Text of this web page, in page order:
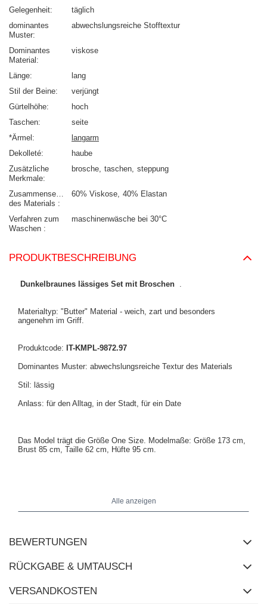
Gelegenheit
täglich
dominantes
Muster
abwechslungsreiche Stofftextur
Dominantes
Material
viskose
Länge
lang
Stil der Beine
verjüngt
Gürtelhöhe
hoch
Taschen
seite
*Ärmel
langarm
Dekolleté
haube
Zusätzliche
Merkmale
brosche taschen steppung
Zusammensetzung
des Materials
60% Viskose 40% Elastan
Verfahren zum
Waschen
maschinenwäsche bei 30°C
PRODUKTBESCHREIBUNG
Dunkelbraunes lässiges Set mit Broschen
Materialtyp: "Butter" Material - weich, zart und besonders
angenehm im Griff.
Produktcode: IT-KMPL-9872.97
Dominantes Muster: abwechslungsreiche Textur des Materials
Stil: lässig
Anlass: für den Alltag, in der Stadt, für ein Date
Das Model trägt die Größe One Size. Modelmaße: Größe 173 cm,
Brust 85 cm, Taille 62 cm, Hüfte 95 cm.
Naht), Hüftbreite - 49 cm, Breite der Hose an der Taille - 34 cm
(flach), Breite der Hose an der Taille - 54 cm (dehnbar), Hüftbreite -
Alle anzeigen
BEWERTUNGEN
RÜCKGABE & UMTAUSCH
VERSANDKOSTEN